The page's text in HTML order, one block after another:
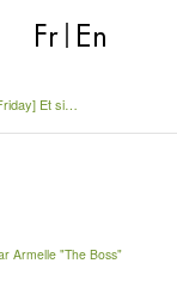
Fr En
Et si…
Armelle "The Boss"